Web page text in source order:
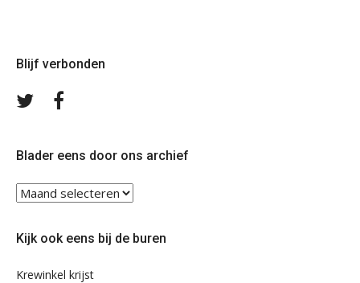
Blijf verbonden
Volg
Blader eens door ons archief
Blader
eens
ons
Kijk ook eens bij de buren
Krewinkel krijst